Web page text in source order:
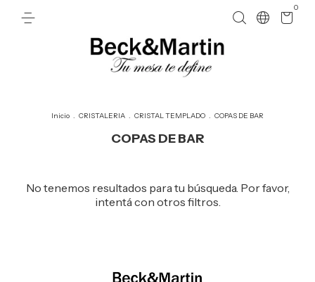
0
Inicio . CRISTALERIA . CRISTAL TEMPLADO . COPAS DE BAR
COPAS DE BAR
No tenemos resultados para tu búsqueda. Por favor,
intentá con otros filtros.